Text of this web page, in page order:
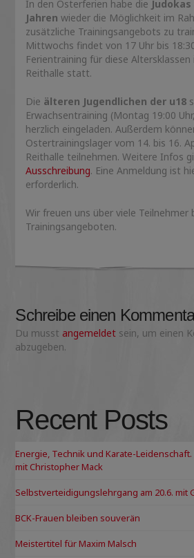
In den Osterferien habe die
Jahren wieder die Möglichkeit im
zusätzliche Trainingsangebots zu
Mittwochs findet von 17 Uhr bis
Ferientraining für diese Altersklassen
Reithalle statt.
Die älteren Jugendlichen der u18
Erwachsentraining (Montag 19:00
herzlich eingeladen. Außerdem
Ostertrainingslager vom 14. bis 16.
Reithalle teilnehmen. Weitere Infos
Ausschreibung. Eine Anmeldung ist
erforderlich.
Wir freuen uns über viele Teilnehmer
Trainingsangeboten.
Schreibe einen
Du musst angemeldet sein, um einen
abzugeben.
Recent Posts
Energie, Technik und Karate-
mit Christopher Mack
Selbstverteidigungslehrgang am 20.6. mit
BCK-Frauen bleiben souverän
Meistertitel für Maxim Malsch